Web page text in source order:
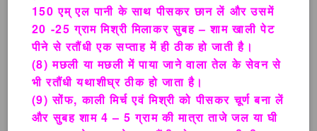
150 एम् एल पानी के साथ पीसकर छान लें और उसमें
20 -25 ग्राम मिश्री मिलाकर सुबह – शाम खाली पेट
पीने से रतौंधी एक सप्ताह में ही ठीक हो जाती है।
(8) मछली या मछली में पाया जाने वाला तेल के सेवन से
भी रतौंधी यथाशीघ्र ठीक हो जाता है।
(9) सोंफ, काली मिर्च एवं मिश्री को पीसकर चूर्ण बना लें
और सुबह शाम 4 – 5 ग्राम की मात्रा ताजे जल या घी